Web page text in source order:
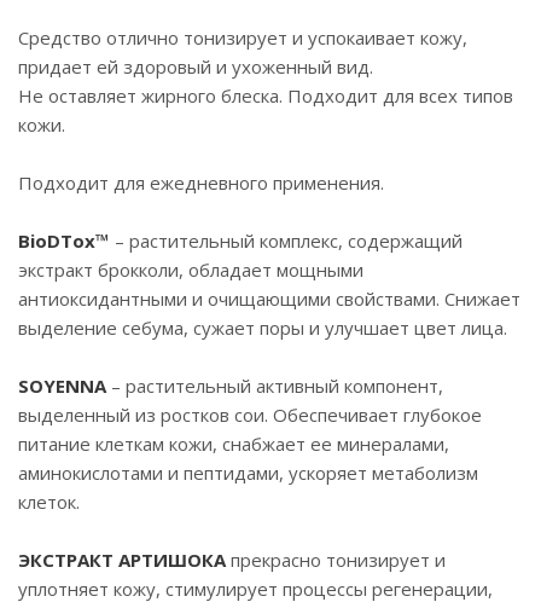
Средство отлично тонизирует и успокаивает кожу,
придает ей здоровый и ухоженный вид.
Не оставляет жирного блеска. Подходит для всех типов
кожи.
Подходит для ежедневного применения.
BioDTox™ – растительный комплекс, содержащий
экстракт брокколи, обладает мощными
антиоксидантными и очищающими свойствами. Снижает
выделение себума, сужает поры и улучшает цвет лица.
SOYENNA – растительный активный компонент,
выделенный из ростков сои. Обеспечивает глубокое
питание клеткам кожи, снабжает ее минералами,
аминокислотами и пептидами, ускоряет метаболизм
клеток.
ЭКСТРАКТ АРТИШОКАпрекрасно тонизирует и
уплотняет кожу, стимулирует процессы регенерации,